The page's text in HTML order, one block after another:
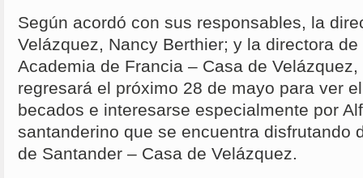
Según acordó con sus responsables, la
Velázquez, Nancy Berthier; y la directora
Academia de Francia – Casa de
regresará el próximo 28 de mayo para ver
becados e interesarse especialmente por
santanderino que se encuentra disfrutando
de Santander – Casa de Velázquez.